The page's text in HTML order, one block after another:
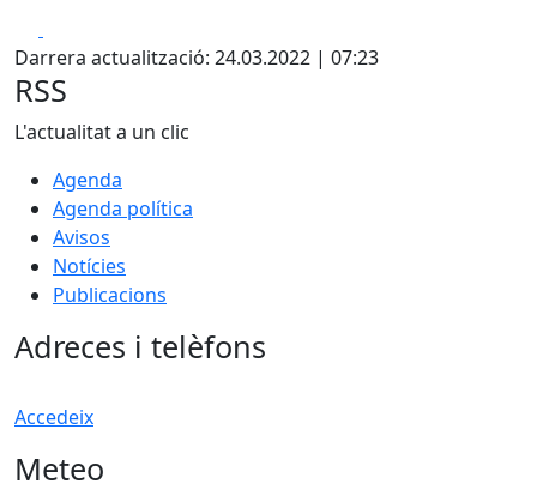
Darrera actualització: 24.03.2022 | 07:23
RSS
L'actualitat a un clic
Agenda
Agenda política
Avisos
Notícies
Publicacions
Adreces i telèfons
Accedeix
Meteo